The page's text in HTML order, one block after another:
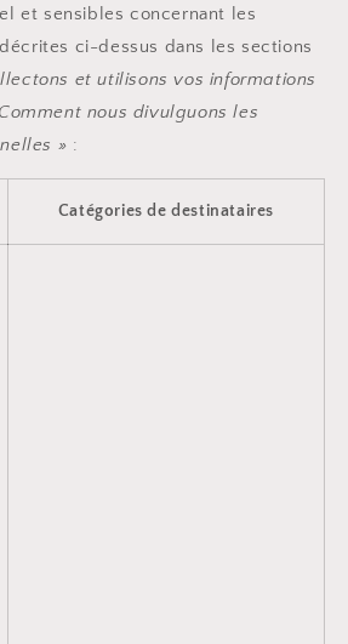
et sensibles concernant les
ci-dessus dans les sections
et utilisons vos informations
nous divulguons les
» :
Catégories de destinataires